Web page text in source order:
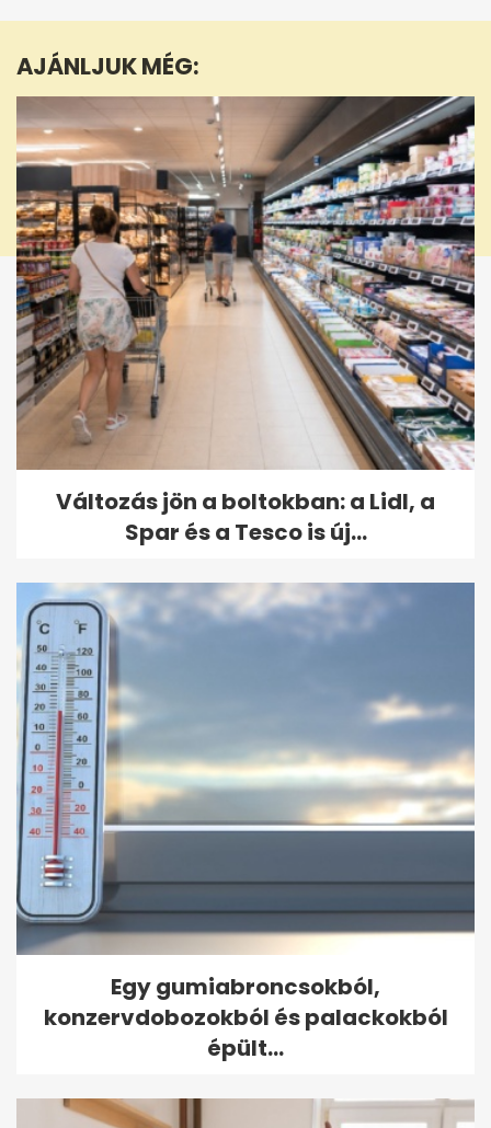
6
0
AJÁNLJUK MÉG:
Változás jön a boltokban: a Lidl, a
Spar és a Tesco is új...
Egy gumiabroncsokból,
konzervdobozokból és palackokból
épült...